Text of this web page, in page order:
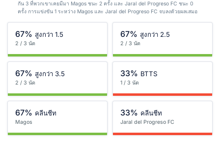
กัน 3 ที่พวกเขาเคยมีมา Magos ชนะ 2 ครั้ง และ Jaral del Progreso FC ชนะ 0
ครั้ง การแข่งขัน 1 ระหว่าง Magos และ Jaral del Progreso FC จบลงด้วยผลเสมอ
67% สูงกว่า 1.5
2 / 3 นัด
67% สูงกว่า 2.5
2 / 3 นัด
67% สูงกว่า 3.5
2 / 3 นัด
33% BTTS
1 / 3 นัด
67% คลีนชีท
Magos
33% คลีนชีท
Jaral del Progreso FC